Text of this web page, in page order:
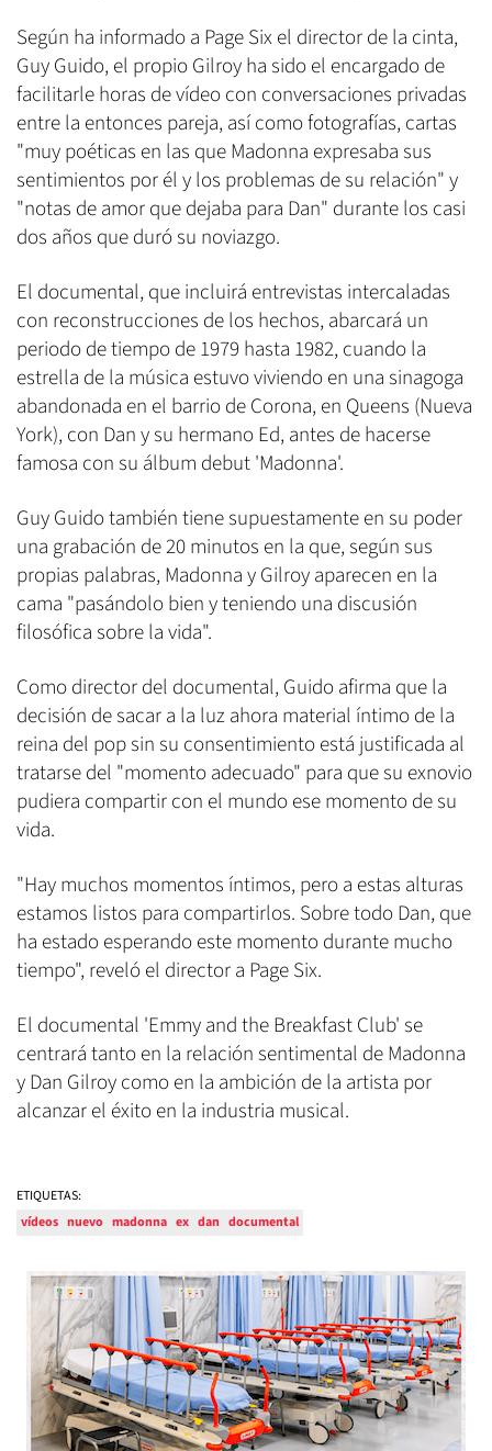
Según ha informado a Page Six el director de la cinta,
Guy Guido, el propio Gilroy ha sido el encargado de
facilitarle horas de vídeo con conversaciones privadas
entre la entonces pareja, así como fotografías, cartas
"muy poéticas en las que Madonna expresaba sus
sentimientos por él y los problemas de su relación" y
"notas de amor que dejaba para Dan" durante los casi
dos años que duró su noviazgo.
El documental, que incluirá entrevistas intercaladas
con reconstrucciones de los hechos, abarcará un
periodo de tiempo de 1979 hasta 1982, cuando la
estrella de la música estuvo viviendo en una sinagoga
abandonada en el barrio de Corona, en Queens (Nueva
York), con Dan y su hermano Ed, antes de hacerse
famosa con su álbum debut 'Madonna'.
Guy Guido también tiene supuestamente en su poder
una grabación de 20 minutos en la que, según sus
propias palabras, Madonna y Gilroy aparecen en la
cama "pasándolo bien y teniendo una discusión
filosófica sobre la vida".
Como director del documental, Guido afirma que la
decisión de sacar a la luz ahora material íntimo de la
reina del pop sin su consentimiento está justificada al
tratarse del "momento adecuado" para que su exnovio
pudiera compartir con el mundo ese momento de su
vida.
"Hay muchos momentos íntimos, pero a estas alturas
estamos listos para compartirlos. Sobre todo Dan, que
ha estado esperando este momento durante mucho
tiempo", reveló el director a Page Six.
El documental 'Emmy and the Breakfast Club' se
centrará tanto en la relación sentimental de Madonna
y Dan Gilroy como en la ambición de la artista por
alcanzar el éxito en la industria musical.
ETIQUETAS:
vídeos nuevo madonna ex dan documental